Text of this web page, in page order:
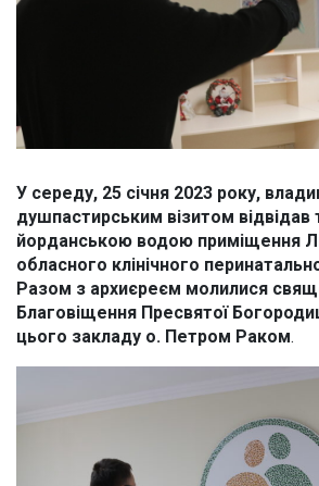
У середу, 25 січня 2023 року,
душпастирським візитом відвідав
йорданською водою приміщення
обласного клінічного
Разом з архиєреєм молилися
Благовіщення Пресвятої
цього закладу о. Петром Раком.